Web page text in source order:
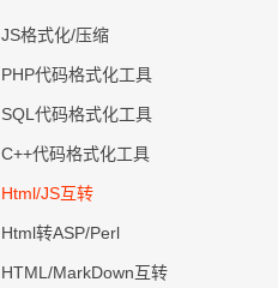
JS格式化/压缩
PHP代码格式化工具
SQL代码格式化工具
C++代码格式化工具
Html/JS互转
Html转ASP/Perl
HTML/MarkDown互转